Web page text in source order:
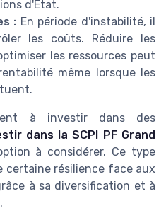
d'État.
: En période d'instabilité, il
les coûts. Réduire les
les ressources peut
même lorsque les
à investir dans des
dans la SCPI PF Grand
à considérer. Ce type
certaine résilience face aux
à sa diversification et à